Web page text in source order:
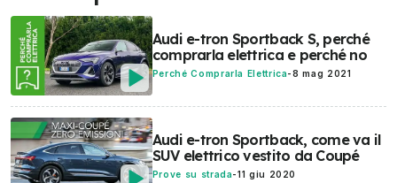
Audi e-tron Sportback S, perché
comprarla elettrica e perché no
Perché Comprarla Elettrica-8 mag 2021
Audi e-tron Sportback, come va il
SUV elettrico vestito da Coupé
Prove su strada-11 giu 2020